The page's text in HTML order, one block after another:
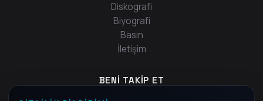
Diskografi
Biyografi
Basın
İletişim
BENI TAKIP ET